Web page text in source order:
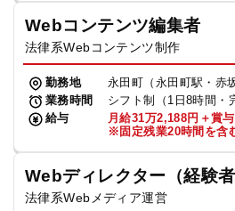
Webコンテンツ編集者
法律系Webコンテンツ制作
勤務地
永田町（永田町駅・赤
業務時間
シフト制（1日8時間・
給与
月給31万2,188円＋賞
※固定残業20時間を含
Webディレクター（経験者
法律系Webメディア運営